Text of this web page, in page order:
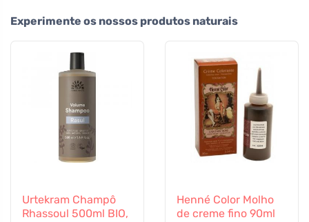
Experimente os nossos produtos naturais
Urtekram Champô
Rhassoul 500ml BIO,
Henné Color Molho
de creme fino 90ml